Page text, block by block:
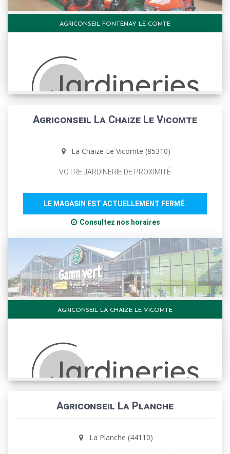
AGRICONSEIL FONTENAY LE COMTE
Agriconseil La Chaize Le Vicomte
La Chaize Le Vicomte (85310)
VOTRE JARDINERIE DE PROXIMITÉ
LE MAGASIN EST ACTUELLEMENT FERMÉ.
Consultez nos horaires
AGRICONSEIL LA CHAIZE LE VICOMTE
Agriconseil La Planche
La Planche (44110)